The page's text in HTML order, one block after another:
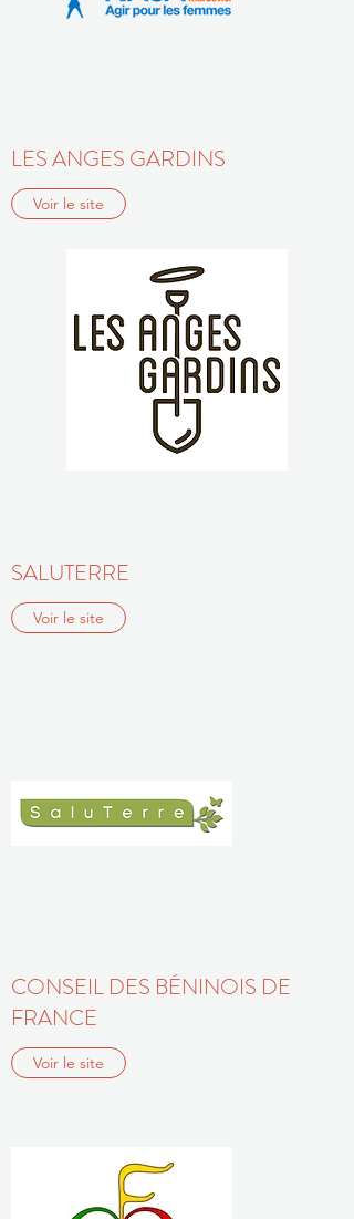
LES ANGES GARDINS
Voir le site
SALUTERRE
Voir le site
CONSEIL DES BÉNINOIS DE
FRANCE
Voir le site